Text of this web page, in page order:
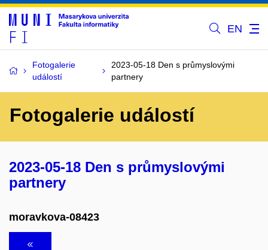
EN
Fotogalerie
událostí
2023-05-18 Den s průmyslovými
partnery
Fotogalerie událostí
2023-05-18 Den s průmyslovými
partnery
moravkova-08423